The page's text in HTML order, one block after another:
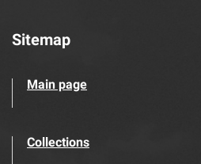
Sitemap
Main page
Collections